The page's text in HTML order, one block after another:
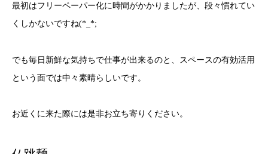
最初はフリーペーパー化に時間がかかりましたが、段々慣れてい
くしかないですね(*_*;
でも毎日新鮮な気持ちで仕事が出来るのと、スペースの有効活用
という面では中々素晴らしいです。
お近くに来た際には是非お立ち寄りください。